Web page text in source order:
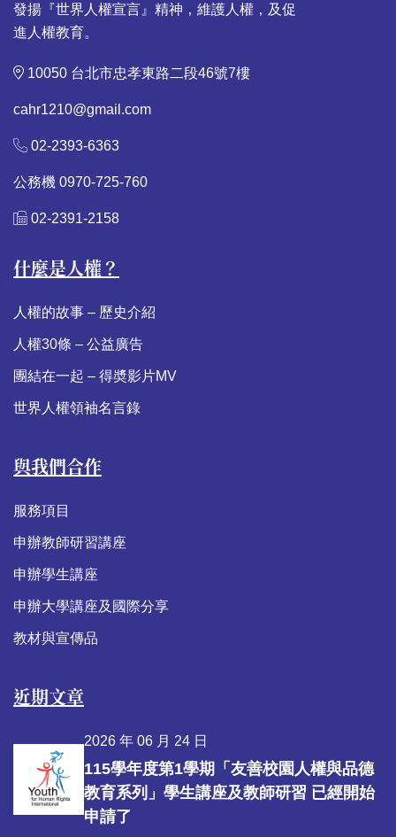
發揚『世界人權宣言』精神，維護人權，及促
進人權教育。
10050 台北市忠孝東路二段46號7樓
cahr1210@gmail.com
02-2393-6363
公務機 0970-725-760
02-2391-2158
什麼是人權？
人權的故事 – 歷史介紹
人權30條 – 公益廣告
團結在一起 – 得奬影片MV
世界人權領袖名言錄
與我們合作
服務項目
申辦教師研習講座
申辦學生講座
申辦大學講座及國際分享
教材與宣傳品
近期文章
2026 年 06 月 24 日
115學年度第1學期「友善校園人權與品德
教育系列」學生講座及教師研習 已經開始
申請了